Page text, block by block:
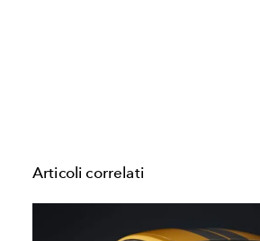
Articoli correlati